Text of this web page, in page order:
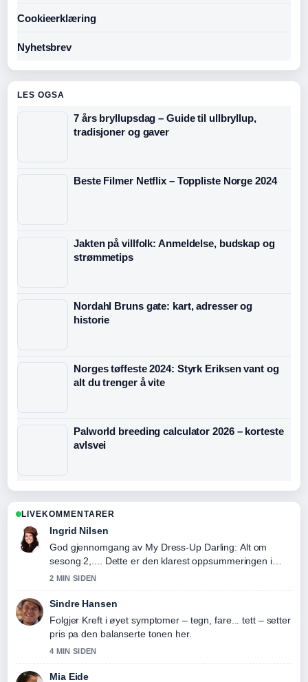
Cookieerklæring
Nyhetsbrev
LES OGSA
7 års bryllupsdag – Guide til ullbryllup,
tradisjoner og gaver
Beste Filmer Netflix – Toppliste Norge 2024
Jakten på villfolk: Anmeldelse, budskap og
strømmetips
Nordahl Bruns gate: kart, adresser og
historie
Norges tøffeste 2024: Styrk Eriksen vant og
alt du trenger å vite
Palworld breeding calculator 2026 – korteste
avlsvei
LIVEKOMMENTARER
Ingrid Nilsen
God gjennomgang av My Dress-Up Darling: Alt om
sesong 2,.... Dette er den klarest oppsummeringen i
dag.
2 MIN SIDEN
Sindre Hansen
Folgjer Kreft i øyet symptomer – tegn, fare... tett – setter
pris pa den balanserte tonen her.
4 MIN SIDEN
Mia Eide